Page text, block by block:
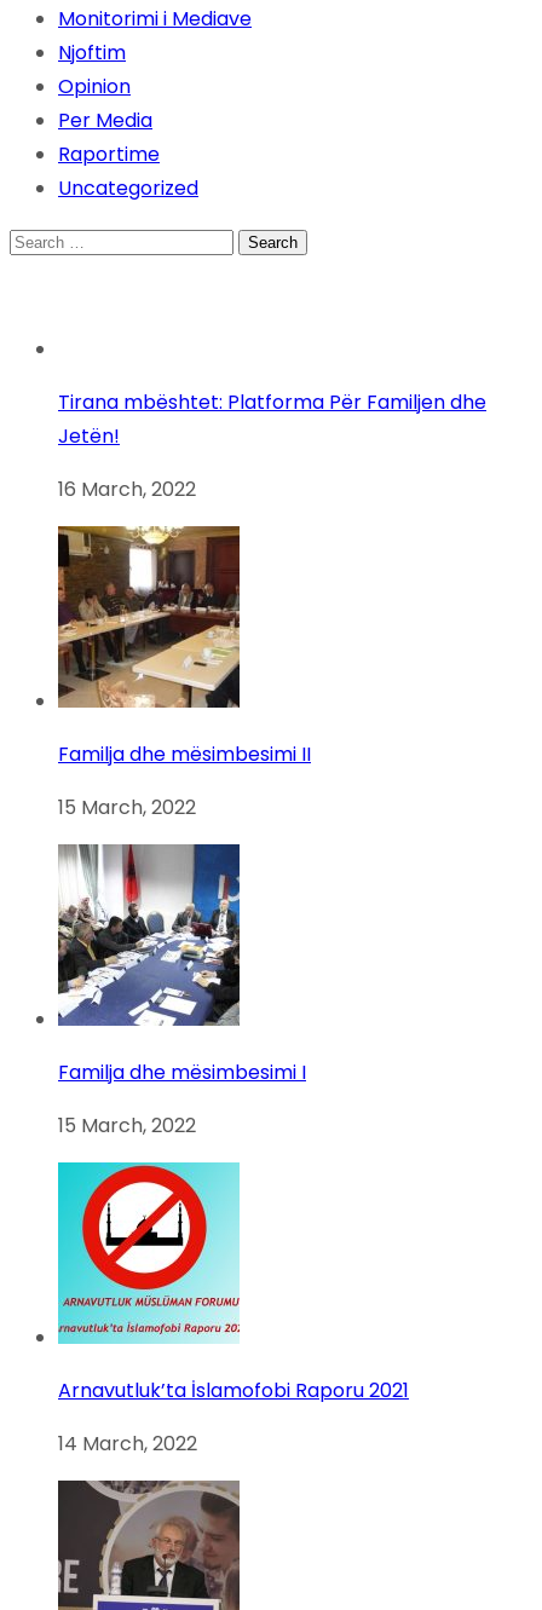
Monitorimi i Mediave
Njoftim
Opinion
Per Media
Raportime
Uncategorized
Search
Tirana mbështet: Platforma Për Familjen dhe
Jetën!
16 March, 2022
Familja dhe mësimbesimi II
15 March, 2022
Familja dhe mësimbesimi I
15 March, 2022
Arnavutluk’ta İslamofobi Raporu 2021
14 March, 2022